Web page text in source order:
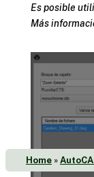
Home »
Es posible
Más